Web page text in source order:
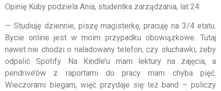
Opinię Kuby podziela Ania, studentka zarządzania, lat 24:
— Studiuję dziennie, piszę magisterkę, pracuję na 3/4 etatu.
Bycie online jest w moim przypadku obowiązkowe. Tutaj
nawet nie chodzi o naładowany telefon, czy słuchawki, żeby
odpalić Spotify. Na Kindle’u mam lektury na zajęcia, a
pendrive’ów z raportami do pracy mam chyba pięć.
Wieczorami biegam, więc przydaje się też band – policzy